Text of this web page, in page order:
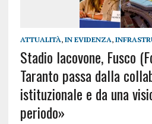
ATTUALITÀ, IN EVIDENZA,
Stadio Iacovone, Fusco
Taranto passa dalla
istituzionale e da una
periodo»